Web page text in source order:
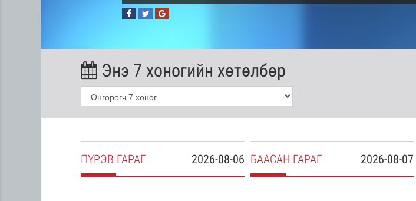
Энэ 7 хоногийн хөтөлбөр
2026-08-06
ПҮРЭВ ГАРАГ 2026-08-07
БААСАН ГАРАГ